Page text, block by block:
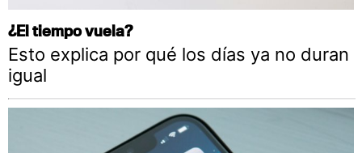
¿El tiempo vuela?
Esto explica por qué los días ya no duran
igual